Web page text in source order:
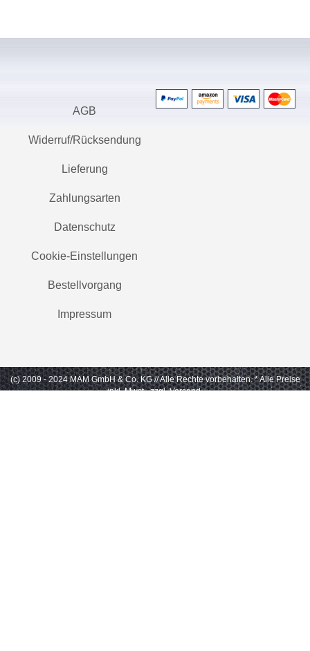
AGB
Widerruf/Rücksendung
Lieferung
Zahlungsarten
Datenschutz
Cookie-Einstellungen
Bestellvorgang
Impressum
(c) 2009 - 2024 MAM GmbH & Co. KG // Alle Rechte vorbehalten. * Alle Preise
inkl. Mwst., zzgl. Versand.